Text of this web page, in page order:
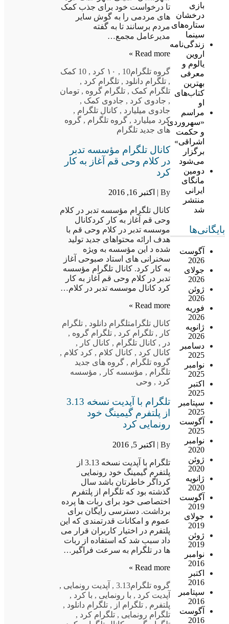
بازی
درخشان
ستاره‌های
سینما
زندگی‌نامه
اروین
یالوم و
معرفی
بهترین
کتاب‌های
او
مراسم
«سهروردی
و حکمت
اشراقی»
برگزار
می‌شود
دومین
مانگای
ایرانی
منتشر
شد
بایگانی‌ها
آگوست
2026
جولای
2026
ژوئن
2026
فوریه
2026
ژانویه
2026
دسامبر
2025
نوامبر
2025
اکتبر
2025
سپتامبر
2025
آگوست
2025
نوامبر
2020
ژوئن
2020
ژانویه
2020
آگوست
2019
جولای
2019
ژوئن
2019
نوامبر
2016
اکتبر
2016
سپتامبر
2016
آگوست
2016
تا درخواست خود برای جذب کمک
های مردمی را به گوش سایر
مردم برسانند تا به گفته
مدیرعامل مجمع…
Read more »
گروه تلگرام10
, ١٠ کرد , 10 کمک
, تلگرام دانلود , تلگرام کرد ,
تلگرام کمک , تلگرام گروه , تومان
, جادوی کرد , جادوی کمک ,
جادوی میلیارد , کانال تلگرام ,
کرد میلیارد , گروه تلگرام , گروه
های جدید تلگرام
کانال تلگرام مؤسسه تدبر
در کلام وحی قم آغاز به کار
کرد
By | اکتبر 16, 2016
کانال تلگرام مؤسسه تدبر در کلام
وحی قم آغاز به کار کردکانال
موسسه تدبر در کلام وحی قم با
هدف ارائه محتواهای جدید تولید
شده د این مؤسسه به ویژه
سخنرانی های استاد صبوحی آغاز
به کار کرد. کانال تلگرام مؤسسه
تدبر در کلام وحی قم آغاز به کار
کرد کانال موسسه تدبر در کلام…
Read more »
کانال تلگرامتلگرام دانلود , تلگرام
کار , تلگرام کرد , تلگرام گروه ,
در , کانال تلگرام , کانال کار ,
کانال کرد , کانال کلام , کرد کلام ,
گروه تلگرام , گروه های جدید
تلگرام , مؤسسه کار , مؤسسه
کرد , وحی
تلگرام با آپدیت نسخه 3.13
از پلتفرم گیمینگ خود
رونمایی کرد
By | اکتبر 5, 2016
تلگرام با آپدیت نسخه 3.13 از
پلتفرم گیمینگ خود رونمایی
کرداگر خاطرتان باشد سال
گذشته بود که تلگرام از پلتفرم
اختصاصی خود برای ربات ها پرده
برداشت. دسترسی رایگان برای
عموم و امکانات قدرتمندی که این
پلتفرم در اختیار کاربران قرار می
داد سبب شد که استفاده از ربات
ها در تلگرام به سرعت فراگیر…
Read more »
گروه تلگرام3.13
, آپدیت رونمایی ,
آپدیت کرد , با رونمایی , با کرد ,
پلتفرم , تلگرام از , تلگرام دانلود ,
تلگرام رونمایی , تلگرام کرد ,